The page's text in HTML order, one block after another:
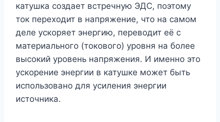
катушка создает встречную ЭДС, поэтому
ток переходит в напряжение, что на самом
деле ускоряет энергию, переводит её с
материального (токового) уровня на более
высокий уровень напряжения. И именно это
ускорение энергии в катушке может быть
использовано для усиления энергии
источника.